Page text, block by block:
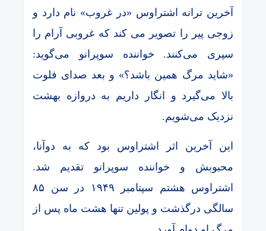
آخرین ترانه اشتراوس «در غروب» نام دارد و
زوجی پیر را تصویر می کند که غروبی آرام را
سپری می‌کنند. خواننده سوپرانو می‌گوید:
«شاید مرگ همین باشد؟» و بعد صدای فلوت
بالا می‌گیرد و انگار داریم به دروازه بهشت
نزدیک می‌شویم.
این آخرین اثر اشتراوس بود که به دوآنا،
محبوبش و خواننده سوپرانو تقدیم شد.
اشتراوس هشتم سپتامبر ۱۹۴۹ در سن ۸۵
سالگی درگذشت و پولین تنها هشت ماه پس از